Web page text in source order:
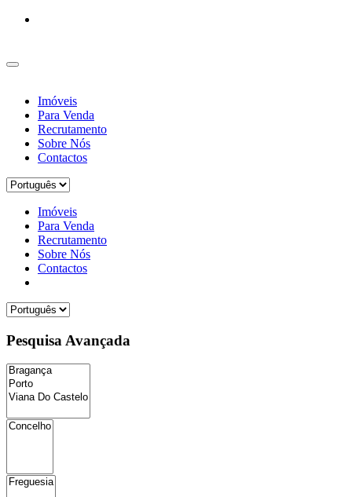
Imóveis
Para Venda
Recrutamento
Sobre Nós
Contactos
Imóveis
Para Venda
Recrutamento
Sobre Nós
Contactos
Pesquisa Avançada